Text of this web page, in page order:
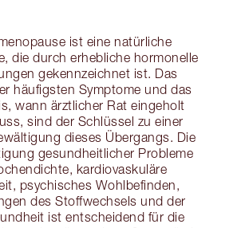
ist eine natürliche
die durch erhebliche hormonelle
gekennzeichnet ist. Das
häufigsten Symptome und das
wann ärztlicher Rat eingeholt
sind der Schlüssel zu einer
dieses Übergangs. Die
gesundheitlicher Probleme
kardiovaskuläre
psychisches Wohlbefinden,
des Stoffwechsels und der
ist entscheidend für die